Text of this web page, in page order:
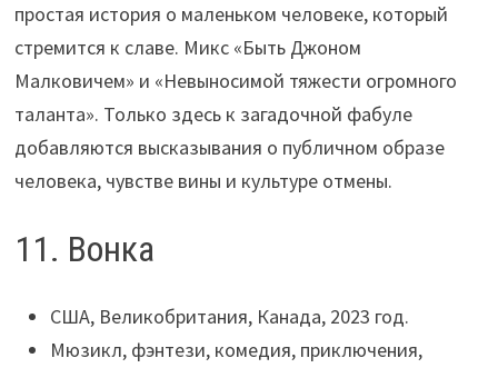
простая история о маленьком человеке, который
стремится к славе. Микс «Быть Джоном
Малковичем» и «Невыносимой тяжести огромного
таланта». Только здесь к загадочной фабуле
добавляются высказывания о публичном образе
человека, чувстве вины и культуре отмены.
11. Вонка
США, Великобритания, Канада, 2023 год.
Мюзикл, фэнтези, комедия, приключения,